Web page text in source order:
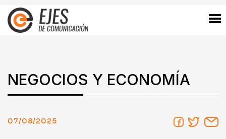
NEGOCIOS Y ECONOMÍA
07/08/2025